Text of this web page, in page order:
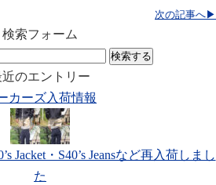
次の記事へ▶
検索フォーム
近のエントリー
カーズ入荷情報
Jacket・S40’s Jeansなど再入荷しまし
た